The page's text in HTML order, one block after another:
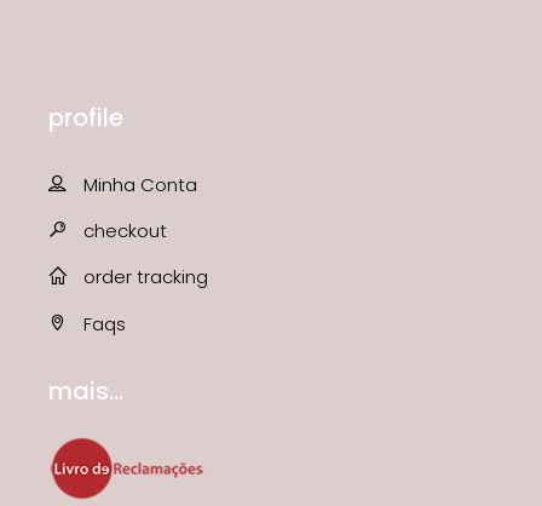
profile
Minha Conta
checkout
order tracking
Faqs
mais...